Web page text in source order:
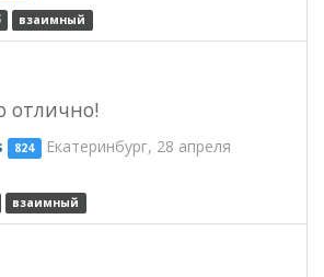
взаимный
отлично!
824 Екатеринбург, 28 апреля
взаимный